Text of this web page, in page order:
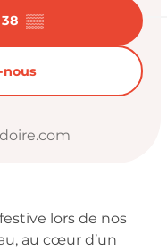
▒▒
nous
lors de nos
au cœur d’un